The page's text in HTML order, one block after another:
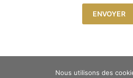
Copyright © 2023 Atelier
Nous utilisons des